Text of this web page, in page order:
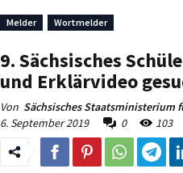
Melder Wortmelder
9. Sächsisches
und Erklärvideo
Von Sächsisches Staatsministerium
6. September 2019
0 103